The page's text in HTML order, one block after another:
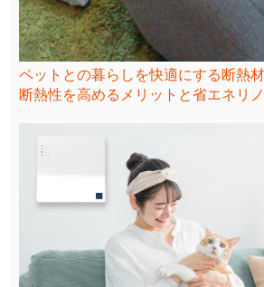
ペットとの暮らしを快適にする断熱
断熱性を高めるメリットと省エネリ